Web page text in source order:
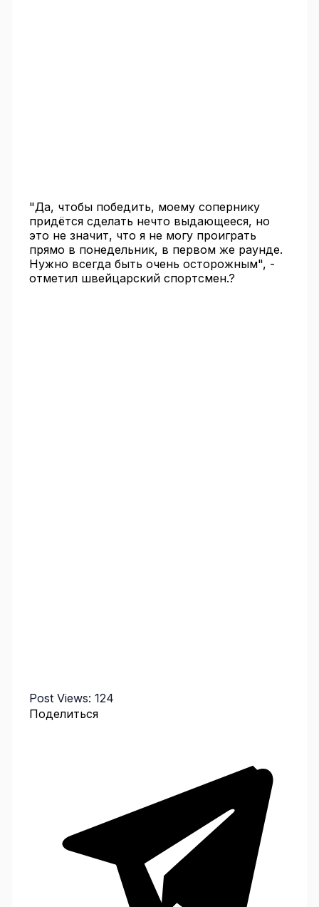
"Да, чтобы победить, моему сопернику
придётся сделать нечто выдающееся, но
это не значит, что я не могу проиграть
прямо в понедельник, в первом же раунде.
Нужно всегда быть очень осторожным", -
отметил швейцарский спортсмен.?
Post Views: 124
Поделиться